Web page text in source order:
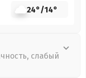
24°/14°
слабый